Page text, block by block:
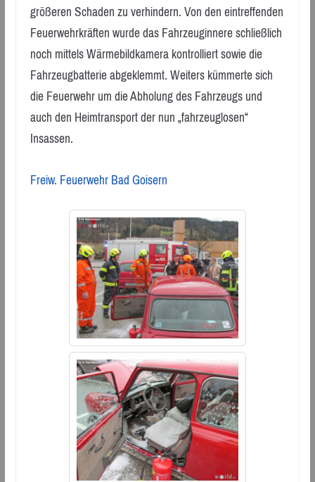
größeren Schaden zu verhindern. Von den eintreffenden
Feuerwehrkräften wurde das Fahrzeuginnere schließlich
noch mittels Wärmebildkamera kontrolliert sowie die
Fahrzeugbatterie abgeklemmt. Weiters kümmerte sich
die Feuerwehr um die Abholung des Fahrzeugs und
auch den Heimtransport der nun „fahrzeuglosen“
Insassen.
Freiw. Feuerwehr Bad Goisern